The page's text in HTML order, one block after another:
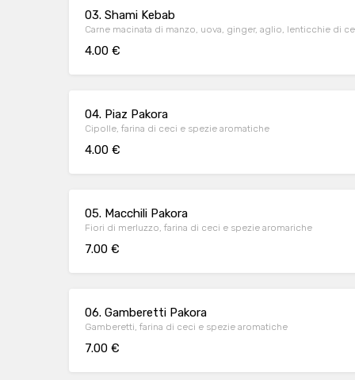
03. Shami Kebab
Carne macinata di manzo, uova, ginger, aglio, lenticchie di
4.00 €
04. Piaz Pakora
Cipolle, farina di ceci e spezie aromatiche
4.00 €
05. Macchili Pakora
Fiori di merluzzo, farina di ceci e spezie aromariche
7.00 €
06. Gamberetti Pakora
Gamberetti, farina di ceci e spezie aromatiche
7.00 €